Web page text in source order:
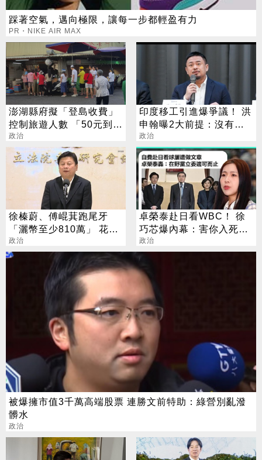
踩著空氣，邁向極限，讓每一步都輕盈有力
PR・NIKE AIR MAX
澎湖縣府擬「登島收費」
控制旅遊人數 「50元到
100元」最快111年上路
政治
印度移工引進爆爭議！ 洪
申翰曝2大前提：沒有時
間表
政治
徐榛蔚、傅崐萁跑尾牙
「灑幣至少810萬」 花蓮
縣府：公款法用
政治
卓榮泰赴日看WBC！ 徐
巧芯爆內幕：害你入死局
的是自己人
政治
被爆擁市值3千萬高端股票 連勝文前特助：綠營別亂潑
髒水
政治